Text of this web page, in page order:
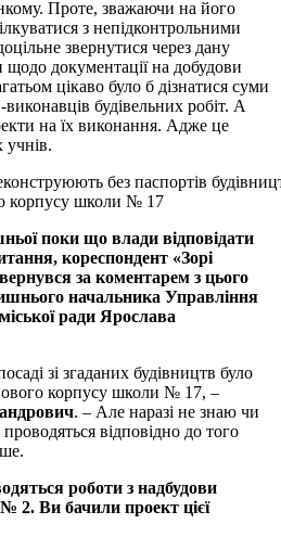
Проте, зважаючи на його
з непідконтрольними
звернутися через дану
щодо документації на добудови
цікаво було б дізнатися суми
будівельних робіт. А
на їх виконання. Адже це
учнів.
корпусу школи № 17
поки що влади відповідати
кореспондент «Зорі
за коментарем з цього
начальника Управління
ради Ярослава
зі згаданих будівництв було
корпусу школи № 17, –
. – Але наразі не знаю чи
відповідно до того
роботи з надбудови
2. Ви бачили проект цієї